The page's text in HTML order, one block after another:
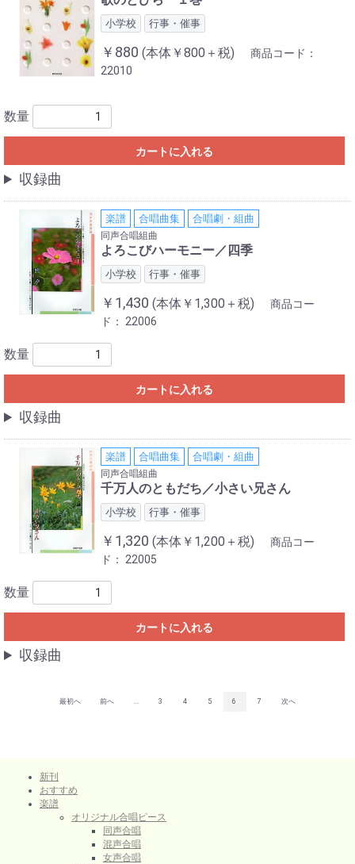
小学校 行事・催事
￥880 (本体￥800＋税)
商品コード：
22010
数量
カートに入れる
収録曲
楽譜 合唱曲集 合唱劇・組曲
同声合唱組曲
よろこびハーモニー／四季
小学校 行事・催事
￥1,430 (本体￥1,300＋税)
商品コー
ド： 22006
数量
カートに入れる
収録曲
楽譜 合唱曲集 合唱劇・組曲
同声合唱組曲
千万人のともだち／小さい兄さん
小学校 行事・催事
￥1,320 (本体￥1,200＋税)
商品コー
ド： 22005
数量
カートに入れる
収録曲
最初へ 前へ 3 4 5 6 7 次へ
新刊
おすすめ
楽譜
オリジナル合唱ピース
同声合唱
混声合唱
女声合唱